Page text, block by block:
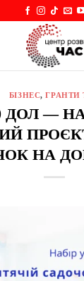
БІЗНЕС,ГРАНТИ
ДОЛ —
НА